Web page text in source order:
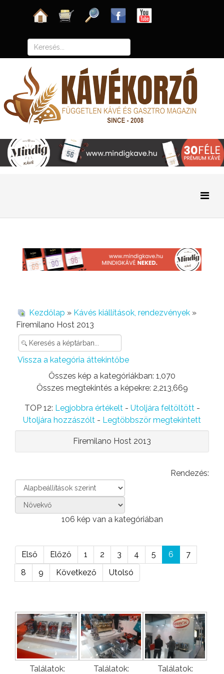
Kezdőlap » Kávés kiállítások, rendezvények »
Firemilano Host 2013
Vissza a kategória áttekintőbe
Összes kép a kategóriákban: 1,070
Összes megtekintés a képekre: 2,213,669
TOP 12: Legjobbra értékelt- Utoljára feltöltött-
Utoljára hozzászólt - Legtöbbször megtekintett
Firemilano Host 2013
Rendezés:
106 kép van a kategóriában
Első Előző 1 2 3 4 5 6
7
8
9 Következő Utolsó
Találatok:
Találatok:
Találatok: